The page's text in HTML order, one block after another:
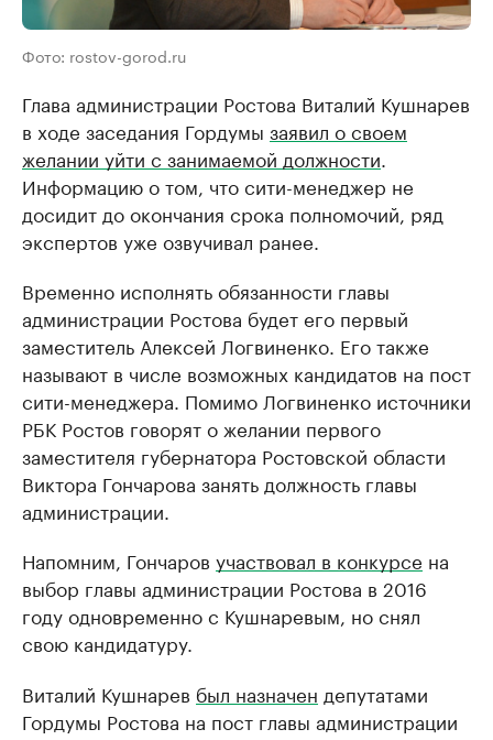
Фото: rostov-gorod.ru
Глава администрации Ростова Виталий Кушнарев
в ходе заседания Гордумы заявил о своем
желании уйти с занимаемой должности.
Информацию о том, что сити-менеджер не
досидит до окончания срока полномочий, ряд
экспертов уже озвучивал ранее.
Временно исполнять обязанности главы
администрации Ростова будет его первый
заместитель Алексей Логвиненко. Его также
называют в числе возможных кандидатов на пост
сити-менеджера. Помимо Логвиненко источники
РБК Ростов говорят о желании первого
заместителя губернатора Ростовской области
Виктора Гончарова занять должность главы
администрации.
Напомним, Гончаров участвовал в конкурсе на
выбор главы администрации Ростова в 2016
году одновременно с Кушнаревым, но снял
свою кандидатуру.
Виталий Кушнарев был назначен депутатами
Гордумы Ростова на пост главы администрации